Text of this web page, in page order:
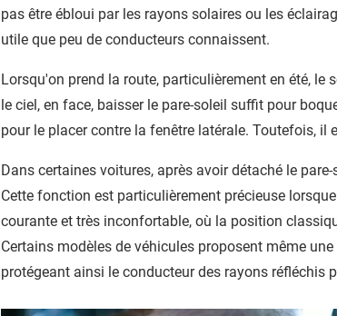
pas être ébloui par les rayons solaires ou les
utile que peu de conducteurs connaissent.
Lorsqu'on prend la route, particulièrement en été, le
le ciel, en face, baisser le pare-soleil suffit pour
pour le placer contre la fenêtre latérale. Toutefois,
Dans certaines voitures, après avoir détaché le
Cette fonction est particulièrement précieuse
courante et très inconfortable, où la position
Certains modèles de véhicules proposent même
protégeant ainsi le conducteur des rayons réfléchis